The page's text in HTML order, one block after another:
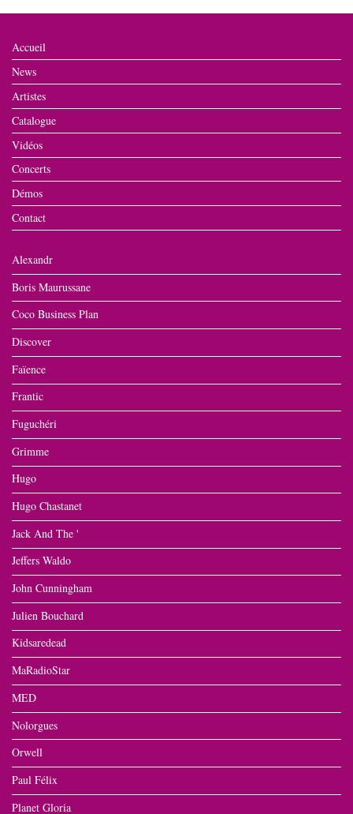
Accueil
News
Artistes
Catalogue
Vidéos
Concerts
Démos
Contact
Alexandr
Boris Maurussane
Coco Business Plan
Discover
Faïence
Frantic
Fuguchéri
Grimme
Hugo
Hugo Chastanet
Jack And The '
Jeffers Waldo
John Cunningham
Julien Bouchard
Kidsaredead
MaRadioStar
MED
Nolorgues
Orwell
Paul Félix
Planet Gloria